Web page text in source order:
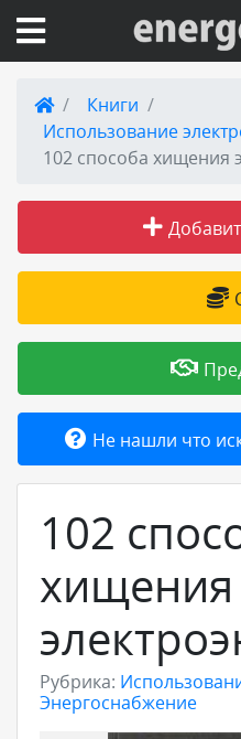
Вход на сайт
Поиск по сайту
Публикации
Справка
Товары и услуги
Добавить товар
Книги
102 способа хищения
Не нашли что
102
хищения
Рубрика:
Энергоснабжение